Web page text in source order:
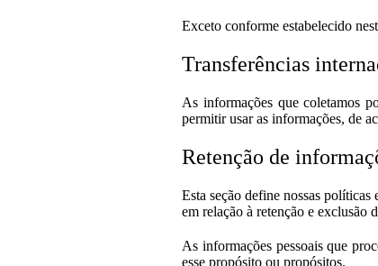
Exceto conforme estabelecido
Transferências
As informações que coletamos
permitir usar as informações, de
Retenção de
Esta seção define nossas
em relação à retenção e exclusão
As informações pessoais que
esse propósito ou propósitos.